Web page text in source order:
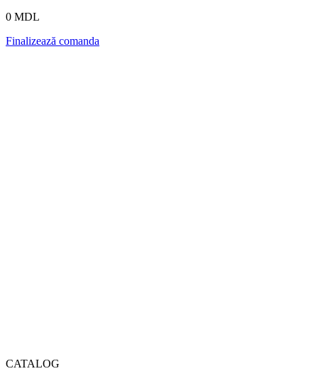
0 MDL
Finalizează comanda
CATALOG